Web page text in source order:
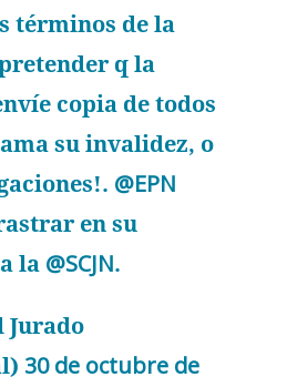
términos de la
q la
copia de todos
su invalidez, o
@EPN
en su
la @SCJN.
30 de octubre de